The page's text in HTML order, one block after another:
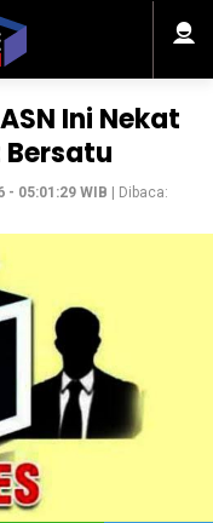
Ini Nekat
- 05:01:29 WIB | Dibaca: